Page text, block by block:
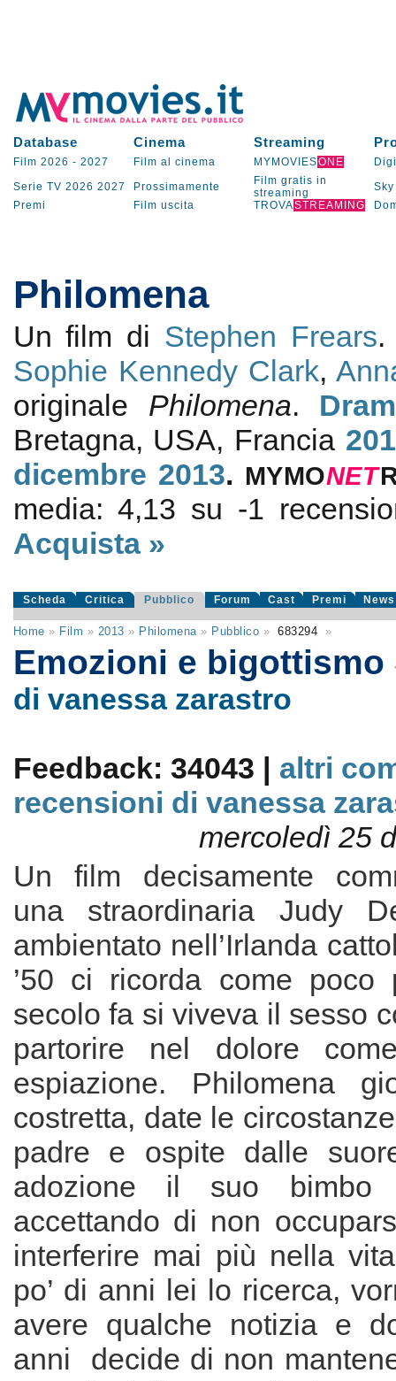
Database Cinema Streaming
Film 2026 - 2027 Film al cinema MYMOVIESONE
Serie TV 2026 2027 Prossimamente
Film gratis in
streaming
Sky
Premi
Film uscita TROVASTREAMING
Philomena
Un film di Stephen Frears
Sophie Kennedy Clark,
originale Philomena.
Bretagna, USA, Francia
dicembre 2013. MYMONET
media:4,13 su -1
Acquista »
Scheda Critica Pubblico Forum Cast Premi News
Home » Film » 2013 » Philomena» Pubblico » 683294 »
Emozioni e bigottismo
di vanessa zarastro
Feedback: 34043 | altri
recensioni di vanessa
mercoledì 25
Un film decisamente
una straordinaria Judy
ambientato nell’Irlanda
’50 ci ricorda come poco
secolo fa si viveva il sesso
partorire nel dolore
espiazione. Philomena
costretta, date le
padre e ospite dalle
adozione il suo
accettando di non
interferire mai più nella
po’ di anni lei lo ricerca,
avere qualche notizia e
anni decide di non